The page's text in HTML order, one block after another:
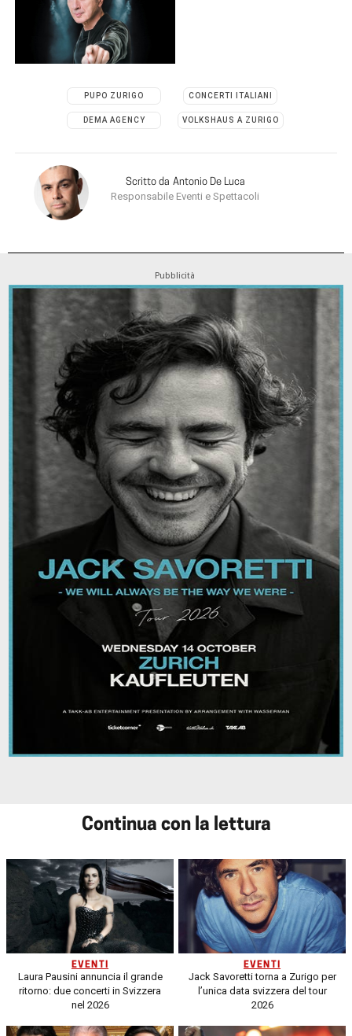
PUPO ZURIGO CONCERTI ITALIANI
DEMA AGENCY VOLKSHAUS A ZURIGO
Scritto da Antonio De Luca
Responsabile Eventi e Spettacoli
Pubblicità
Continua con la lettura
EVENTI
Laura Pausini annuncia il grande
ritorno: due concerti in Svizzera
nel 2026
EVENTI
Jack Savoretti torna a Zurigo per
l’unica data svizzera del tour
2026